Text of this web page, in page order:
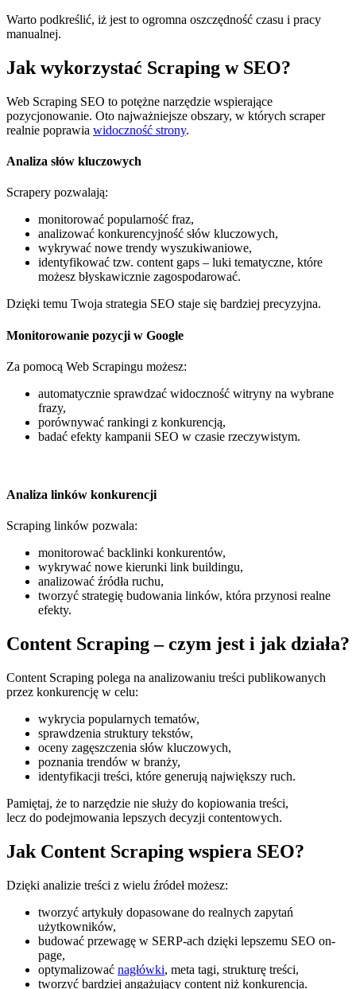
Warto podkreślić, iż jest to ogromna oszczędność czasu i pracy
manualnej.
Jak wykorzystać Scraping w SEO?
Web Scraping SEO to potężne narzędzie wspierające
pozycjonowanie. Oto najważniejsze obszary, w których scraper
realnie poprawia widoczność strony.
Analiza słów kluczowych
Scrapery pozwalają:
monitorować popularność fraz,
analizować konkurencyjność słów kluczowych,
wykrywać nowe trendy wyszukiwaniowe,
identyfikować tzw. content gaps – luki tematyczne, które
możesz błyskawicznie zagospodarować.
Dzięki temu Twoja strategia SEO staje się bardziej precyzyjna.
Monitorowanie pozycji w Google
Za pomocą Web Scrapingu możesz:
automatycznie sprawdzać widoczność witryny na wybrane
frazy,
porównywać rankingi z konkurencją,
badać efekty kampanii SEO w czasie rzeczywistym.
Analiza linków konkurencji
Scraping linków pozwala:
monitorować backlinki konkurentów,
wykrywać nowe kierunki link buildingu,
analizować źródła ruchu,
tworzyć strategię budowania linków, która przynosi realne
efekty.
Content Scraping – czym jest i jak działa?
Content Scraping polega na analizowaniu treści publikowanych
przez konkurencję w celu:
wykrycia popularnych tematów,
sprawdzenia struktury tekstów,
oceny zagęszczenia słów kluczowych,
poznania trendów w branży,
identyfikacji treści, które generują największy ruch.
Pamiętaj, że to narzędzie nie służy do kopiowania treści,
lecz do podejmowania lepszych decyzji contentowych.
Jak Content Scraping wspiera SEO?
Dzięki analizie treści z wielu źródeł możesz:
tworzyć artykuły dopasowane do realnych zapytań
użytkowników,
budować przewagę w SERP-ach dzięki lepszemu SEO on-
page,
optymalizować nagłówki, meta tagi, strukturę treści,
tworzyć bardziej angażujący content niż konkurencja.